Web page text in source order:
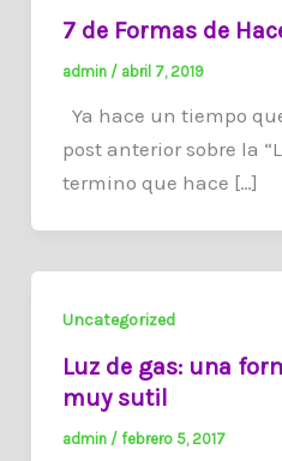
7 de Formas de
admin / abril 7, 2019
Ya hace un tiempo
post anterior sobre la
termino que hace […]
Uncategorized
Luz de gas: una
muy sutil
admin / febrero 5, 2017